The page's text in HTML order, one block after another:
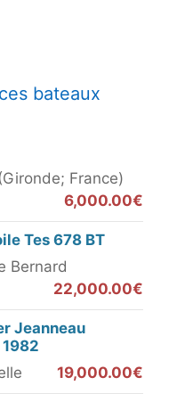
bateaux
France)
6,000.00€
Tes 678 BT
Bernard
22,000.00€
Jeanneau
19,000.00€